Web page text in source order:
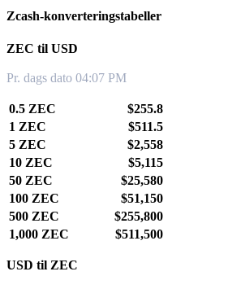
Zcash-konverteringstabeller
ZEC til USD
Pr. dags dato 04:07 PM
0.5 ZEC
$255.8
1 ZEC
$511.5
5 ZEC
$2,558
10 ZEC
$5,115
50 ZEC
$25,580
100 ZEC
$51,150
500 ZEC
$255,800
1,000 ZEC
$511,500
USD til ZEC